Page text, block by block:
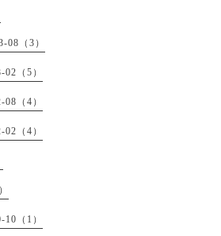
08（3）
02（5）
08（4）
02（4）
10（1）